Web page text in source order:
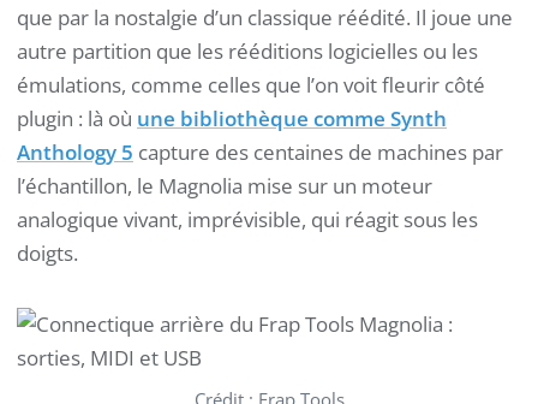
que par la nostalgie d’un classique réédité. Il joue une
autre partition que les rééditions logicielles ou les
émulations, comme celles que l’on voit fleurir côté
plugin : là où une bibliothèque comme Synth
Anthology 5 capture des centaines de machines par
l’échantillon, le Magnolia mise sur un moteur
analogique vivant, imprévisible, qui réagit sous les
doigts.